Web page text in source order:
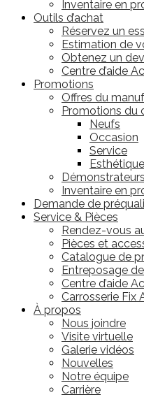
Inventaire en
Outils d’achat
Réservez un
Estimation de
Obtenez un
Centre d’aide
Promotions
Offres du
Promotions du
Neufs
Occasion
Service
Esthétique
Démonstrateurs
Inventaire en
Demande de
Service & Pièces
Rendez-vous
Pièces et
Catalogue de
Entreposage
Centre d’aide
Carrosserie Fix
À propos
Nous joindre
Visite virtuelle
Galerie vidéos
Nouvelles
Notre équipe
Carrière